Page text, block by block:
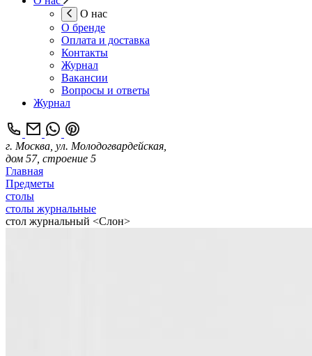
О нас
О бренде
Оплата и доставка
Контакты
Журнал
Вакансии
Вопросы и ответы
Журнал
г. Москва, ул. Молодогвардейская,
дом 57, строение 5
Главная
Предметы
столы
столы журнальные
стол журнальный <Слон>